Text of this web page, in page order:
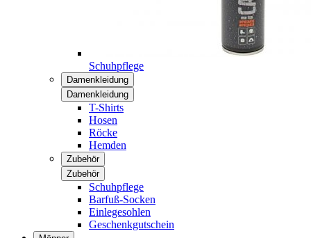
Schuhpflege
Damenkleidung
Damenkleidung
T-Shirts
Hosen
Röcke
Hemden
Zubehör
Zubehör
Schuhpflege
Barfuß-Socken
Einlegesohlen
Geschenkgutschein